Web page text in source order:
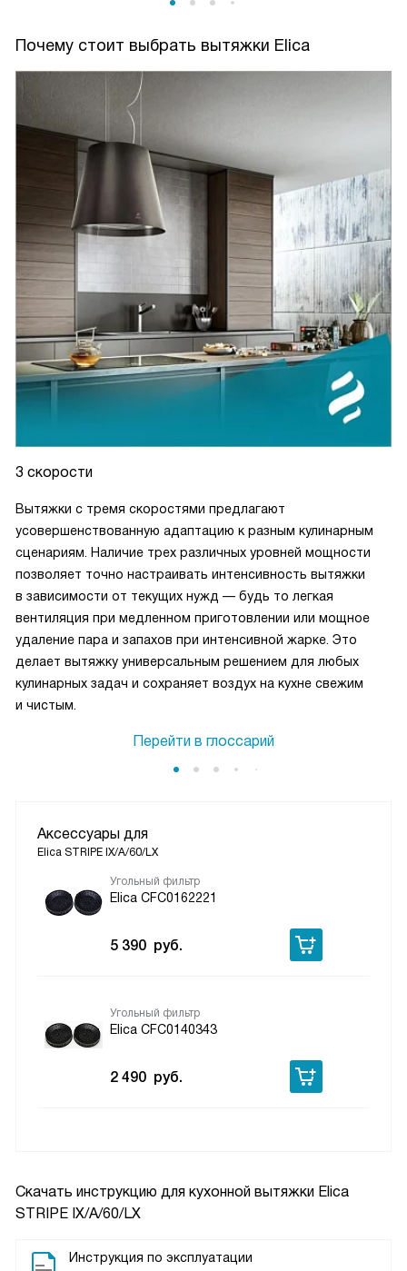
Скачать инструкцию для кухонной вытяжки Elica
STRIPE IX/A/60/LX
Инструкция по эксплуатации
Почему стоит выбрать вытяжки Elica
3 скорости
Вытяжки с тремя скоростями предлагают
усовершенствованную адаптацию к разным кулинарным
сценариям. Наличие трех различных уровней мощности
позволяет точно настраивать интенсивность вытяжки
в зависимости от текущих нужд — будь то легкая
вентиляция при медленном приготовлении или мощное
удаление пара и запахов при интенсивной жарке. Это
делает вытяжку универсальным решением для любых
кулинарных задач и сохраняет воздух на кухне свежим
и чистым.
Перейти в глоссарий
Аксессуары для
Elica STRIPE IX/A/60/LX
Угольный фильтр
Elica CFC0162221
5 390 руб.
Угольный фильтр
Elica CFC0140343
2 490 руб.